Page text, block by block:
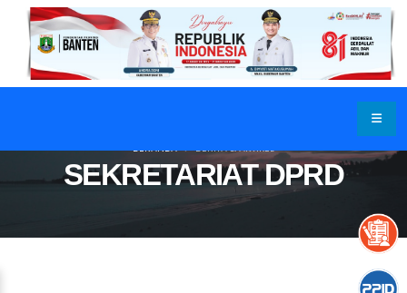
SEKRETARIAT DPRD
BERANDA BERITA & ARTIKEL